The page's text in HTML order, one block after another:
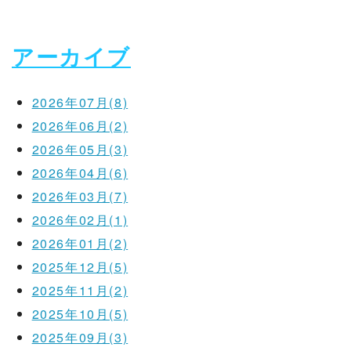
アーカイブ
2026年07月(8)
2026年06月(2)
2026年05月(3)
2026年04月(6)
2026年03月(7)
2026年02月(1)
2026年01月(2)
2025年12月(5)
2025年11月(2)
2025年10月(5)
2025年09月(3)